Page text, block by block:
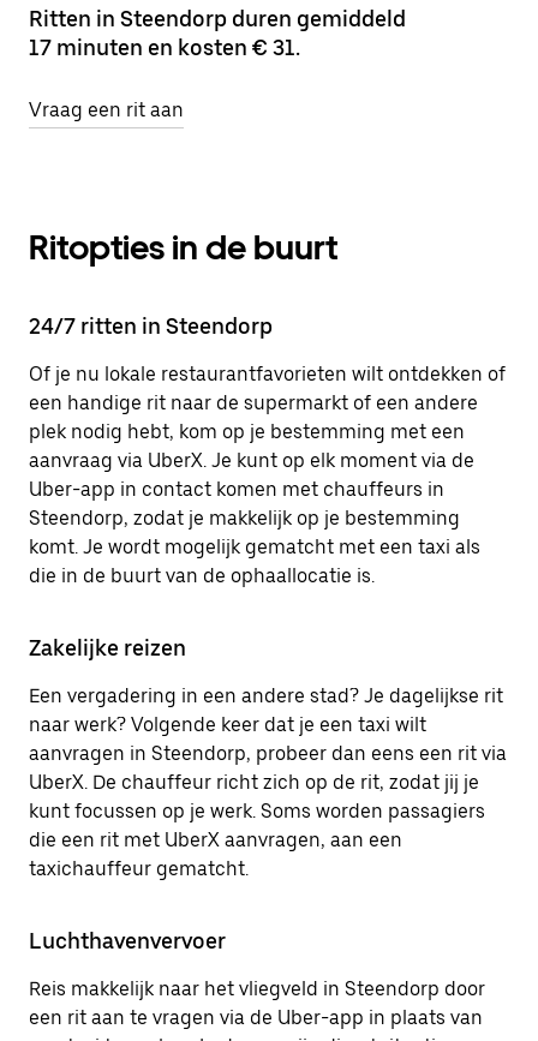
Ritten in Steendorp duren gemiddeld
17 minuten en kosten € 31.
Vraag een rit aan
Ritopties in de buurt
24/7 ritten in Steendorp
Of je nu lokale restaurantfavorieten wilt ontdekken of
een handige rit naar de supermarkt of een andere
plek nodig hebt, kom op je bestemming met een
aanvraag via UberX. Je kunt op elk moment via de
Uber-app in contact komen met chauffeurs in
Steendorp, zodat je makkelijk op je bestemming
komt. Je wordt mogelijk gematcht met een taxi als
die in de buurt van de ophaallocatie is.
Zakelijke reizen
Een vergadering in een andere stad? Je dagelijkse rit
naar werk? Volgende keer dat je een taxi wilt
aanvragen in Steendorp, probeer dan eens een rit via
UberX. De chauffeur richt zich op de rit, zodat jij je
kunt focussen op je werk. Soms worden passagiers
die een rit met UberX aanvragen, aan een
taxichauffeur gematcht.
Luchthavenvervoer
Reis makkelijk naar het vliegveld in Steendorp door
een rit aan te vragen via de Uber-app in plaats van